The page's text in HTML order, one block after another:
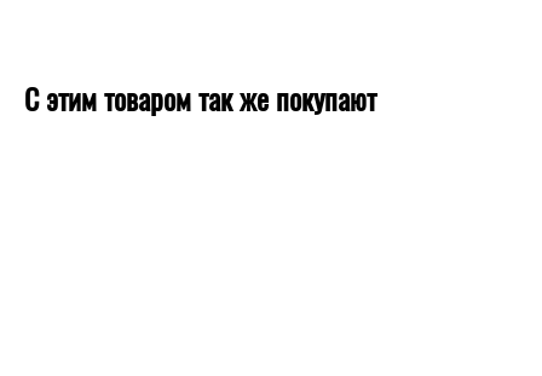
С этим товаром так же покупают